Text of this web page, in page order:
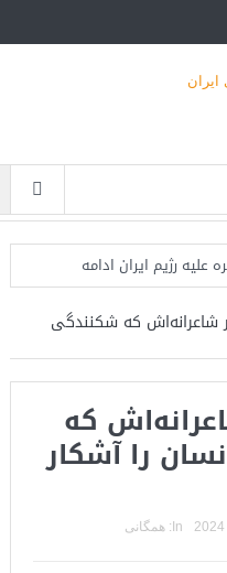
رژیم ایران ادامه
کرده، اقدام قاطعانه‌ای
هیچ توافقی را نهایی
که آمریکا در حال پیروزی است
جنگ را برگزید/بازگشت دو
شاعرانه‌اش که شکنندگی
که
را آشکار
In:
همگانی